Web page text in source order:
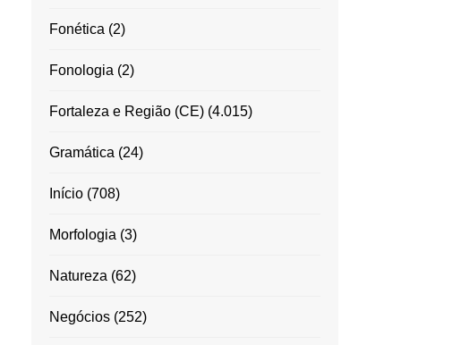
Fonética (2)
Fonologia (2)
Fortaleza e Região (CE)(4.015)
Gramática (24)
Início(708)
Morfologia (3)
Natureza (62)
Negócios(252)